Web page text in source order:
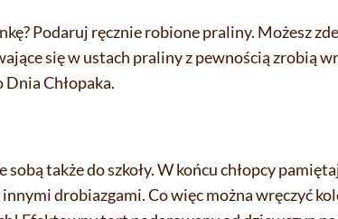
Podaruj ręcznie robione praliny. Możesz
się w ustach praliny z pewnością zrobią
Chłopaka.
także do szkoły. W końcu chłopcy
drobiazgami. Co więc można wręczyć